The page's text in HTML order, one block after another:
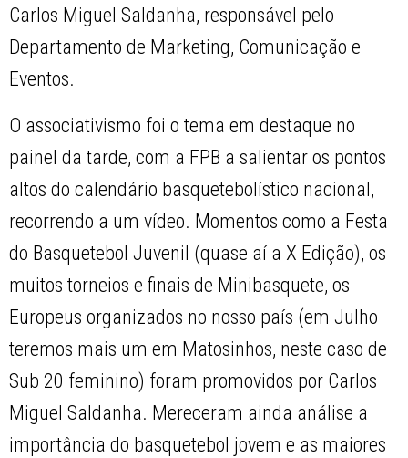
Carlos Miguel Saldanha, responsável pelo
Departamento de Marketing, Comunicação e
Eventos.
O associativismo foi o tema em destaque no
painel da tarde, com a FPB a salientar os pontos
altos do calendário basquetebolístico nacional,
recorrendo a um vídeo. Momentos como a Festa
do Basquetebol Juvenil (quase aí a X Edição), os
muitos torneios e finais de Minibasquete, os
Europeus organizados no nosso país (em Julho
teremos mais um em Matosinhos, neste caso de
Sub 20 feminino) foram promovidos por Carlos
Miguel Saldanha. Mereceram ainda análise a
importância do basquetebol jovem e as maiores